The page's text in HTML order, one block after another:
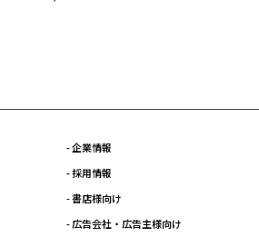
- 企業情報
- 採用情報
- 書店様向け
- 広告会社・広告主様向け